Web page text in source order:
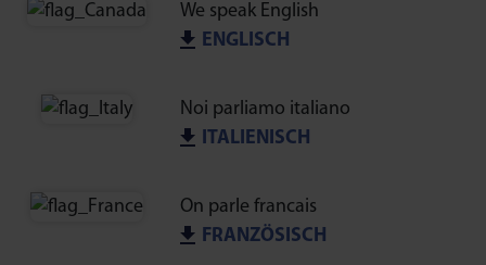
We speak English
ENGLISCH
Noi parliamo italiano
ITALIENISCH
On parle francais
FRANZÖSISCH